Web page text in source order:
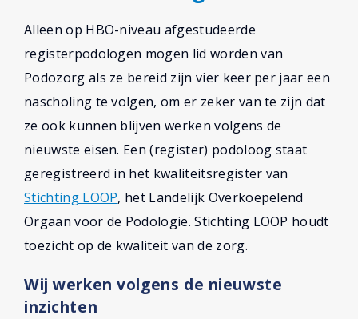
Alleen op HBO-niveau afgestudeerde
registerpodologen mogen lid worden van
Podozorg als ze bereid zijn vier keer per jaar een
nascholing te volgen, om er zeker van te zijn dat
ze ook kunnen blijven werken volgens de
nieuwste eisen. Een (register) podoloog staat
geregistreerd in het kwaliteitsregister van
Stichting LOOP, het Landelijk Overkoepelend
Orgaan voor de Podologie. Stichting LOOP houdt
toezicht op de kwaliteit van de zorg.
Wij werken volgens de nieuwste
inzichten